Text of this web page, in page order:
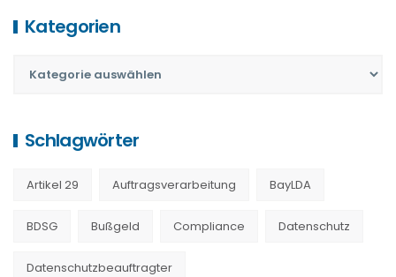
Kategorien
Schlagwörter
Artikel 29 Auftragsverarbeitung BayLDA
BDSG Bußgeld Compliance Datenschutz
Datenschutzbeauftragter